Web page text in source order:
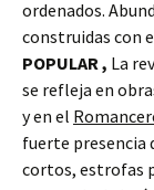
ordenados.
construidas con
POPULAR , La
se refleja en
y en el
fuerte presencia
cortos, estrofas